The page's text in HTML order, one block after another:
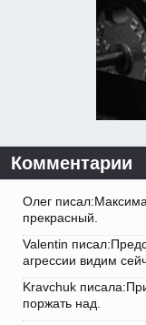
Комментарии
Олег
прекрасный.
Valentin
агрессии видим
Kravchuk
поржать над.